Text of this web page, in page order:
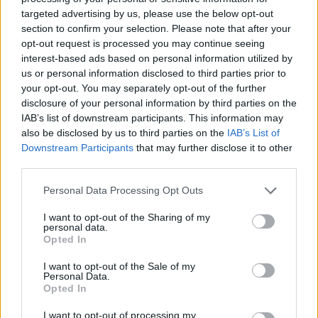
targeted advertising by us, please use the below opt-out
section to confirm your selection. Please note that after your
opt-out request is processed you may continue seeing
interest-based ads based on personal information utilized by
us or personal information disclosed to third parties prior to
your opt-out. You may separately opt-out of the further
disclosure of your personal information by third parties on the
IAB’s list of downstream participants. This information may
also be disclosed by us to third parties on the IAB’s List of
Downstream Participants that may further disclose it to other
Please note that this website/app uses one or more Google
not limited to your visit or usage behaviour. You may click to
grant or deny consent to Google and its third-party tags to
use your data for below specified purposes in below Google
consent section.
Personal Data Processing Opt Outs
I want to opt-out of the Sharing of my
personal data.
Opted In
I want to opt-out of the Sale of my
Personal Data.
Opted In
I want to opt-out of processing my
La statua di Santo Stefano I e di sua moglie Gizella a Veszprém
Questo giorno è anche una festa religiosa come viene
chiamato anche il giorno di Santo Stefano I cattolici celebrano
il giorno del primo santo patrono dell’Ungheria Questo è il
motivo per cui le messe vengono ospitate in tutto il paese il 20
agosto.
Questo giorno segna anche la Festa Ungherese del Pane
Nuovo In molte località dell’Ungheria e anche nelle comunità
ungheresi più grandi oltre il confine (come la Transilvania), la
benedizione o il taglio di una pagnotta sono parti della
celebrazione.